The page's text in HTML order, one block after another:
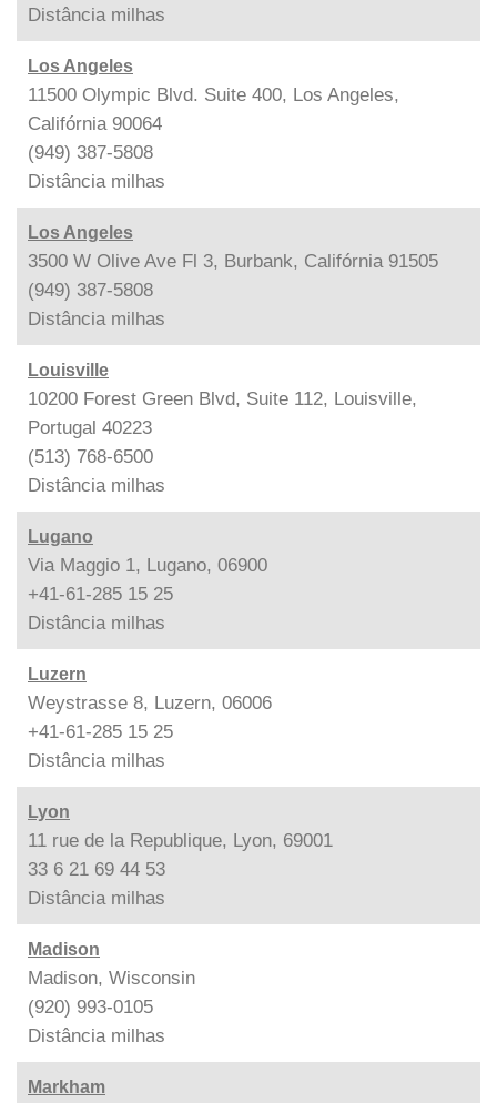
Distância milhas
Los Angeles
11500 Olympic Blvd. Suite 400, Los Angeles,
Califórnia 90064
(949) 387-5808
Distância milhas
Los Angeles
3500 W Olive Ave Fl 3, Burbank, Califórnia 91505
(949) 387-5808
Distância milhas
Louisville
10200 Forest Green Blvd, Suite 112, Louisville,
Portugal 40223
(513) 768-6500
Distância milhas
Lugano
Via Maggio 1, Lugano, 06900
+41-61-285 15 25
Distância milhas
Luzern
Weystrasse 8, Luzern, 06006
+41-61-285 15 25
Distância milhas
Lyon
11 rue de la Republique, Lyon, 69001
33 6 21 69 44 53
Distância milhas
Madison
Madison, Wisconsin
(920) 993-0105
Distância milhas
Markham